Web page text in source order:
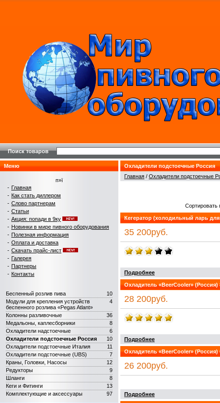
Поиск товаров
Меню
п»ї
- Главная
- Как стать диллером
- Слово партнерам
- Статьи
- Акция: попади в 9ку
- Новинки в мире пивного оборудования
- Полезная информация
- Оплата и доставка
- Скачать прайс-лист
- Галерея
- Партнеры
- Контакты
10
Беспенный розлив пива
4
Модули для крепления устройств
беспенного розлива «Pegas Atlant»
36
Колонны разливочные
8
Медальоны, каплесборники
6
Охладители надстоечные
10
Охладители подстоечные Россия
11
Охладители подстоечные Италия
7
Охладители подстоечные (UBS)
12
Краны, Головки, Насосы
9
Редукторы
8
Шланги
13
Кеги и Фитинги
97
Комплектующие и аксеcсуары
Охладители подстоечные Россия
Главная / Охладители подстоечные
Сортировать
Кегератор (холодильный ларь для
35 200руб.
Подробнее
Охладитель «BeerCooler» (Россия)
28 200руб.
Подробнее
Охладитель «BeerCooler» (Россия)
26 200руб.
Подробнее